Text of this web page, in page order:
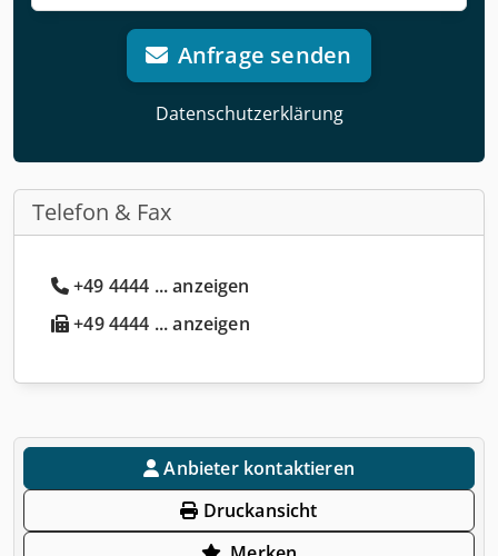
Anfrage senden
Datenschutzerklärung
Telefon & Fax
+49 4444 ... anzeigen
+49 4444 ... anzeigen
Anbieter kontaktieren
Druckansicht